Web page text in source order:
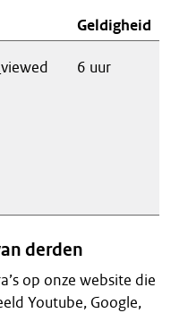
Geldigheid
6 uur
derden
op onze website die
Youtube, Google,